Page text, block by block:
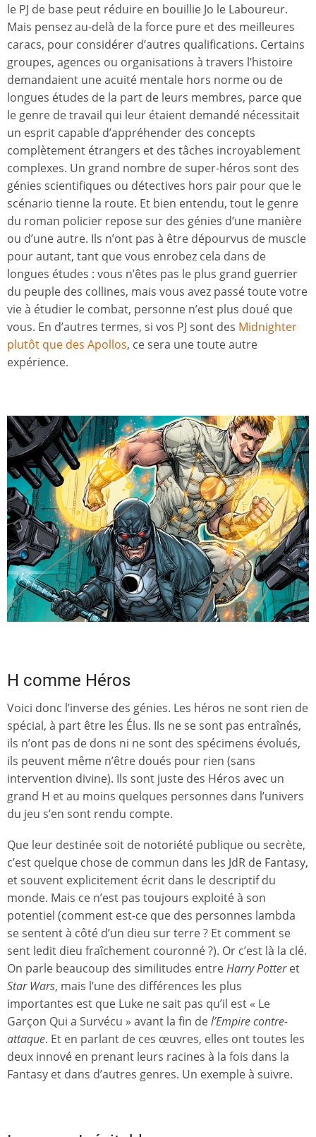
le PJ de base peut réduire en bouillie Jo le Laboureur.
Mais pensez au-delà de la force pure et des meilleures
caracs, pour considérer d’autres qualifications. Certains
groupes, agences ou organisations à travers l’histoire
demandaient une acuité mentale hors norme ou de
longues études de la part de leurs membres, parce que
le genre de travail qui leur étaient demandé nécessitait
un esprit capable d’appréhender des concepts
complètement étrangers et des tâches incroyablement
complexes. Un grand nombre de super-héros sont des
génies scientifiques ou détectives hors pair pour que le
scénario tienne la route. Et bien entendu, tout le genre
du roman policier repose sur des génies d’une manière
ou d’une autre. Ils n’ont pas à être dépourvus de muscle
pour autant, tant que vous enrobez cela dans de
longues études : vous n’êtes pas le plus grand guerrier
du peuple des collines, mais vous avez passé toute votre
vie à étudier le combat, personne n’est plus doué que
vous. En d’autres termes, si vos PJ sont des Midnighter
plutôt que des Apollos, ce sera une toute autre
expérience.
H comme Héros
Voici donc l’inverse des génies. Les héros ne sont rien de
spécial, à part être les Élus. Ils ne se sont pas entraînés,
ils n’ont pas de dons ni ne sont des spécimens évolués,
ils peuvent même n’être doués pour rien (sans
intervention divine). Ils sont juste des Héros avec un
grand H et au moins quelques personnes dans l’univers
du jeu s’en sont rendu compte.
Que leur destinée soit de notoriété publique ou secrète,
c’est quelque chose de commun dans les JdR de Fantasy,
et souvent explicitement écrit dans le descriptif du
monde. Mais ce n’est pas toujours exploité à son
potentiel (comment est-ce que des personnes lambda
se sentent à côté d’un dieu sur terre ? Et comment se
sent ledit dieu fraîchement couronné ?). Or c’est là la clé.
On parle beaucoup des similitudes entreHarry Potteret
Star Wars, mais l’une des différences les plus
importantes est que Luke ne sait pas qu’il est « Le
Garçon Qui a Survécu » avant la fin del’Empire contre-
attaque. Et en parlant de ces œuvres, elles ont toutes les
deux innové en prenant leurs racines à la fois dans la
Fantasy et dans d’autres genres. Un exemple à suivre.